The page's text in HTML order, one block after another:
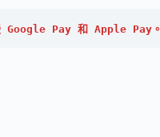
Google Pay 和 Apple Pay。